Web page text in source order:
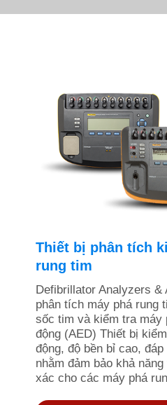
Thiết bị phân tích
rung tim
Defibrillator Analyzers &
phân tích máy phá rung
sốc tim và kiểm tra máy
động (AED) Thiết bị
động, độ bền bỉ cao,
nhằm đảm bảo khả
xác cho các máy phá